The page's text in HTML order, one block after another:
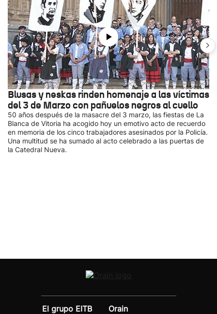
Blusas y neskas rinden homenaje a las víctimas
del 3 de Marzo con pañuelos negros al cuello
50 años después de la masacre del 3 marzo, las fiestas de La
Blanca de Vitoria ha acogido hoy un emotivo acto de recuerdo
en memoria de los cinco trabajadores asesinados por la Policía.
Una multitud se ha sumado al acto celebrado a las puertas de
la Catedral Nueva.
El grupo EITB
Orain